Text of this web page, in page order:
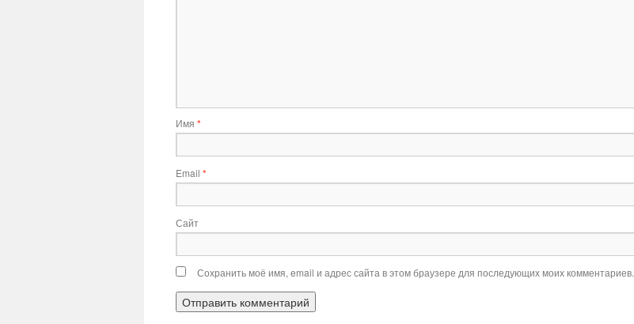
Имя *
Email *
Сайт
Сохранить моё имя, email и адрес сайта в этом браузере для последующих моих комментариев.